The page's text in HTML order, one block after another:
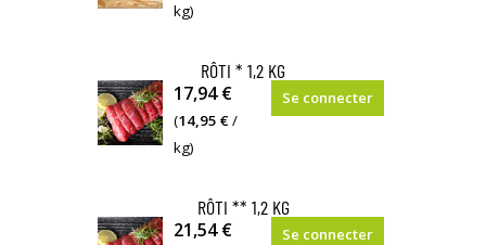
kg)
RÔTI * 1,2 KG
17,94 €
(14,95 €/
kg)
Se connecter
RÔTI ** 1,2 KG
21,54 €
Se connecter